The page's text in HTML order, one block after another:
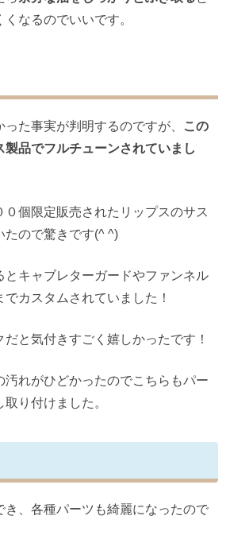
なるのでいいです。
た事実が判明するのですが、
この
品でフルチューンされていまし
０個限定販売されたリップスのサス
たので驚きです(^ ^)
とキャブレターガードやファンネル
カスタムされていました！
と気付きすごく嬉しかったです！
汚れがひどかったのでこちらもパー
り付けました。
き、各種パーツも綺麗になったので